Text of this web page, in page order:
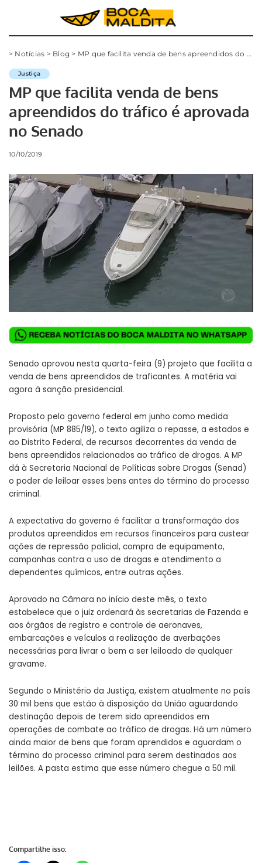
> Notícias > Blog > MP que facilita venda de bens apreendidos do tráfico é aprovada no Senado
Justiça
MP que facilita venda de bens
apreendidos do tráfico é aprovada
no Senado
10/10/2019
Senado aprovou nesta quarta-feira (9) projeto que facilita a
venda de bens apreendidos de traficantes. A matéria vai
agora à sanção presidencial.
Proposto pelo governo federal em junho como medida
provisória (MP 885/19), o texto agiliza o repasse, a estados e
ao Distrito Federal, de recursos decorrentes da venda de
bens apreendidos relacionados ao tráfico de drogas. A MP
dá à Secretaria Nacional de Políticas sobre Drogas (Senad)
o poder de leiloar esses bens antes do término do processo
criminal.
A expectativa do governo é facilitar a transformação dos
produtos apreendidos em recursos financeiros para custear
ações de repressão policial, compra de equipamento,
campanhas contra o uso de drogas e atendimento a
dependentes químicos, entre outras ações.
Aprovado na Câmara no início deste mês, o texto
estabelece que o juiz ordenará às secretarias de Fazenda e
aos órgãos de registro e controle de aeronaves,
embarcações e veículos a realização de averbações
necessárias para livrar o bem a ser leiloado de qualquer
gravame.
Segundo o Ministério da Justiça, existem atualmente no país
30 mil bens que estão à disposição da União aguardando
destinação depois de terem sido apreendidos em
operações de combate ao tráfico de drogas. Há um número
ainda maior de bens que foram aprendidos e aguardam o
término do processo criminal para serem destinados aos
leilões. A pasta estima que esse número chegue a 50 mil.
Compartilhe isso: